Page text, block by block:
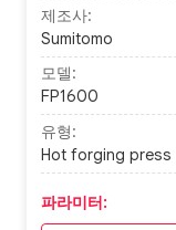
제조사:
Sumitomo
모델:
FP1600
유형:
Hot forging press
파라미터: